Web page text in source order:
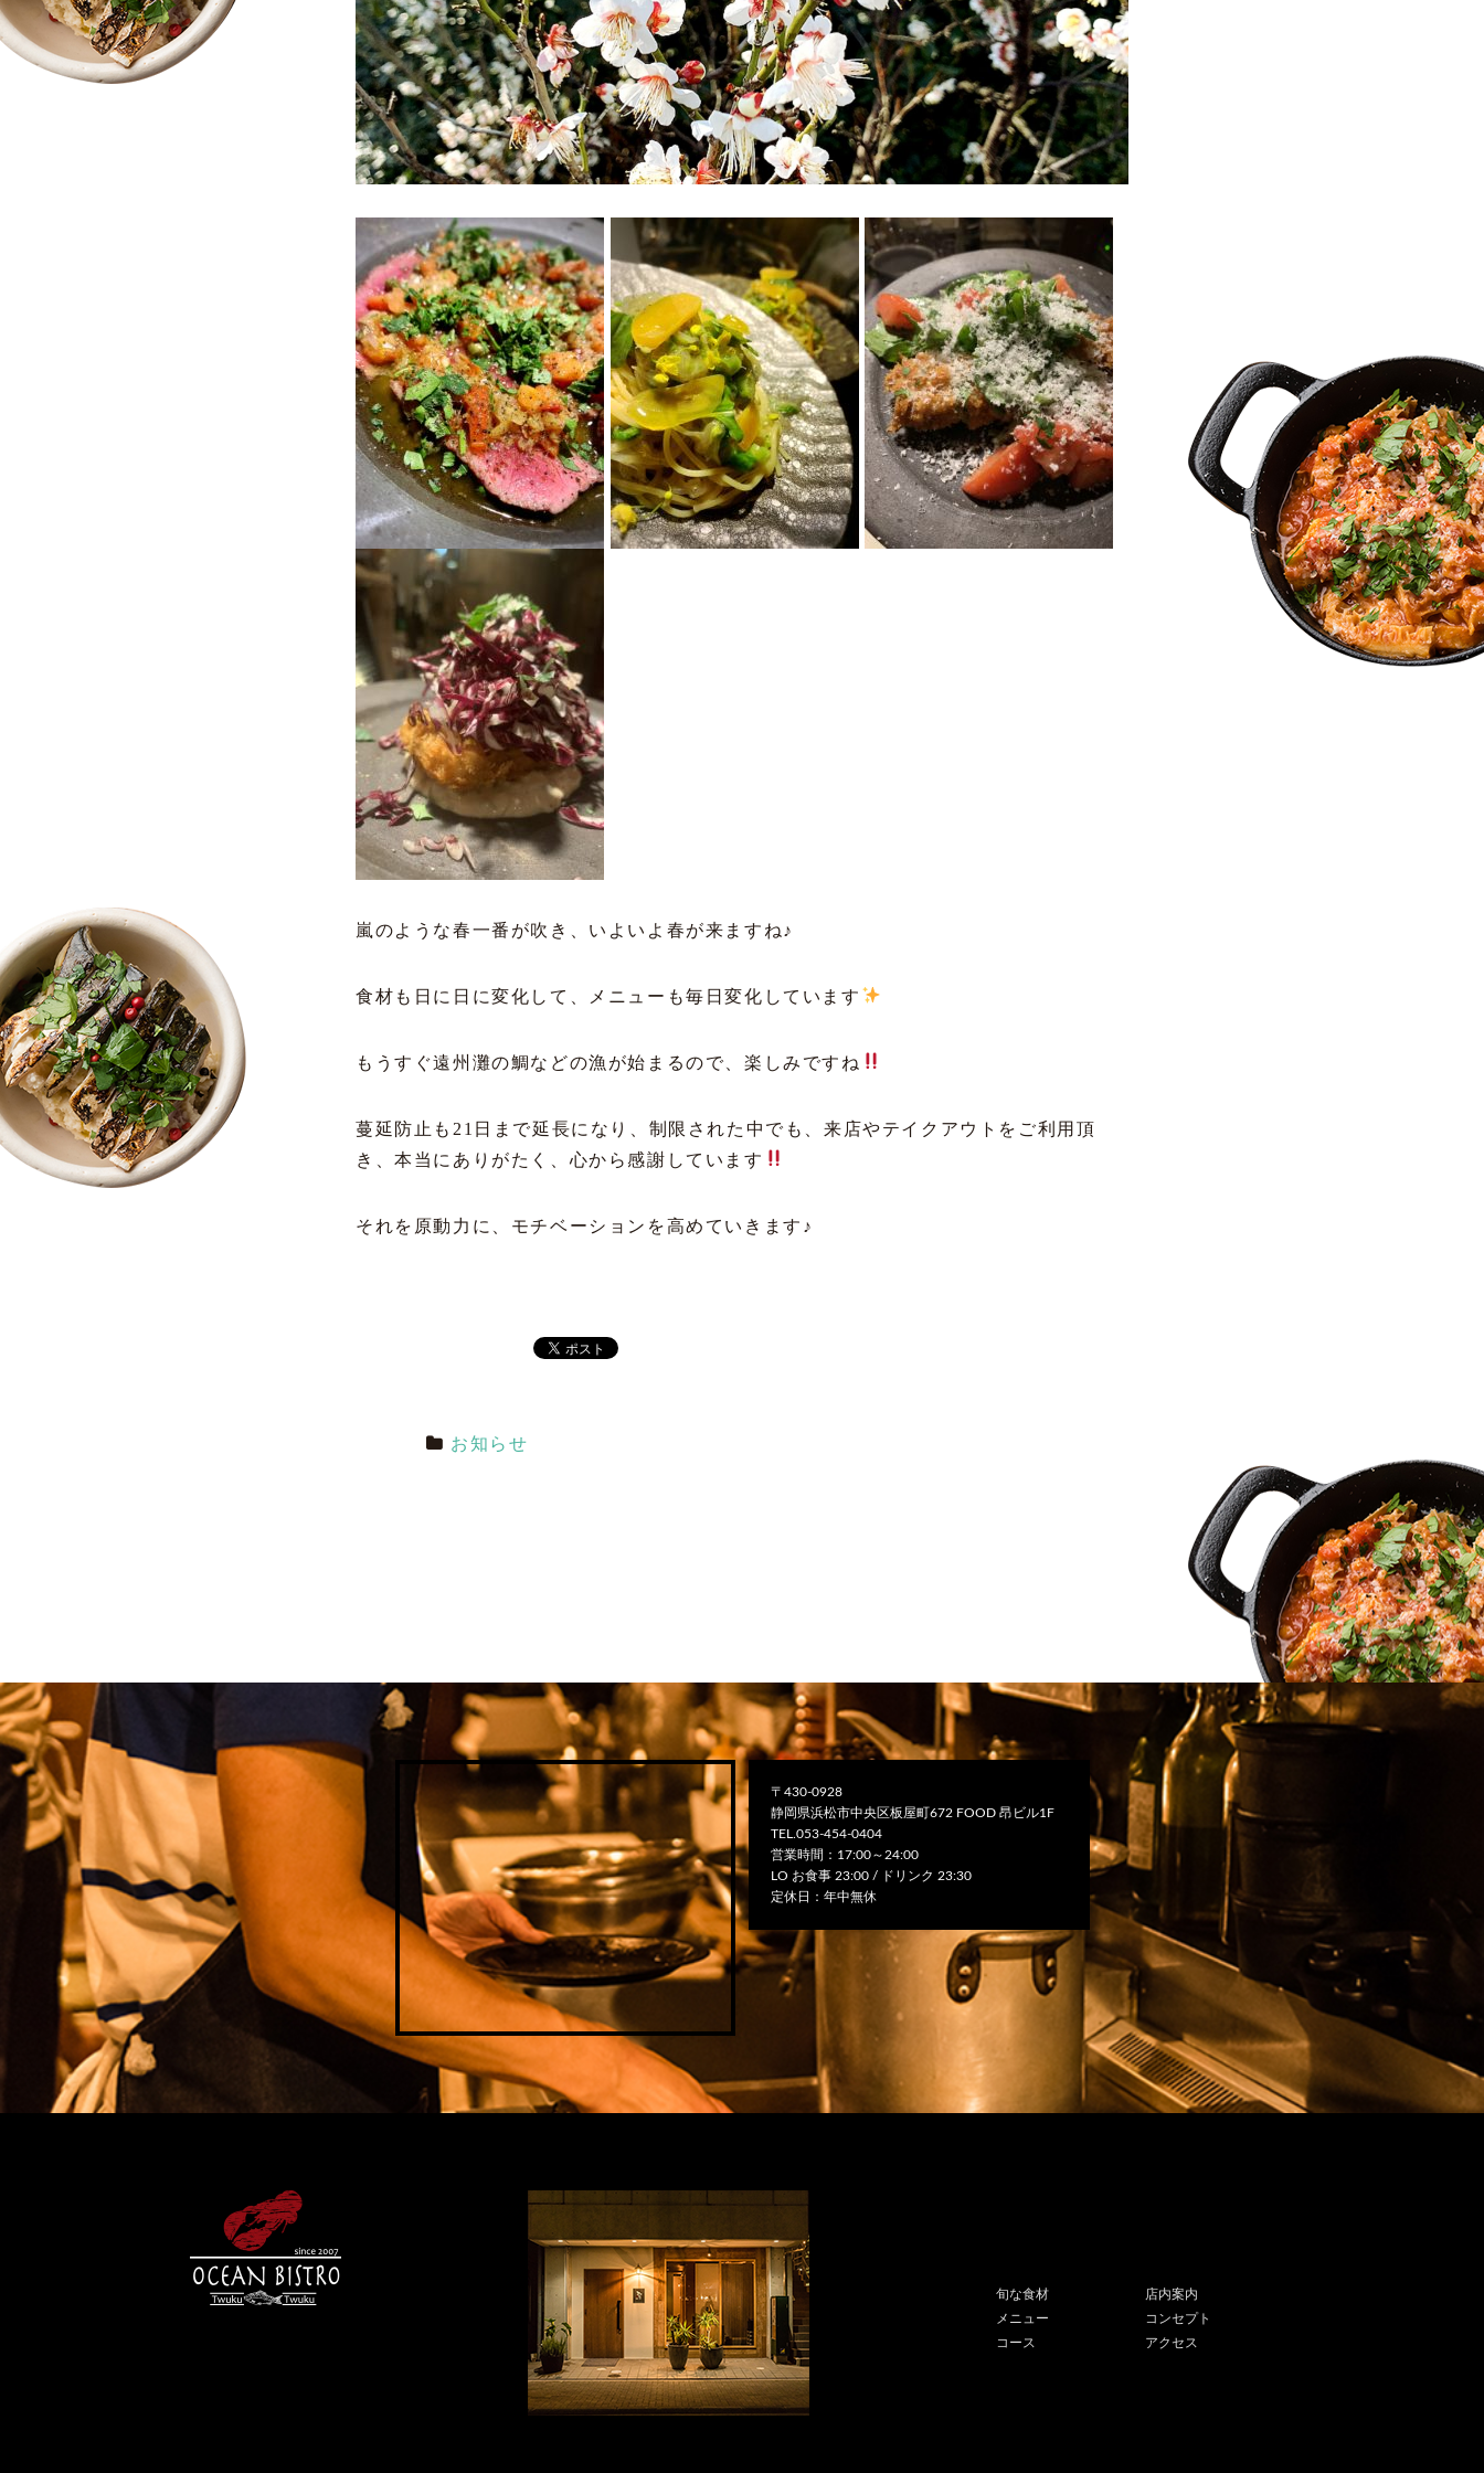
嵐のような春一番が吹き、いよいよ春が来ますね♪
食材も日に日に変化して、メニューも毎日変化しています
もうすぐ遠州灘の鯛などの漁が始まるので、楽しみですね
蔓延防止も21日まで延長になり、制限された中でも、来店やテイクアウトをご利用頂
き、本当にありがたく、心から感謝しています
それを原動力に、モチベーションを高めていきます♪
お知らせ
〒430-0928
静岡県浜松市中央区板屋町672 FOOD 昂ビル1F
TEL.053-454-0404
営業時間：17:00～24:00
LO お食事 23:00 / ドリンク 23:30
定休日：年中無休
旬な食材
メニュー
コース
店内案内
コンセプト
アクセス